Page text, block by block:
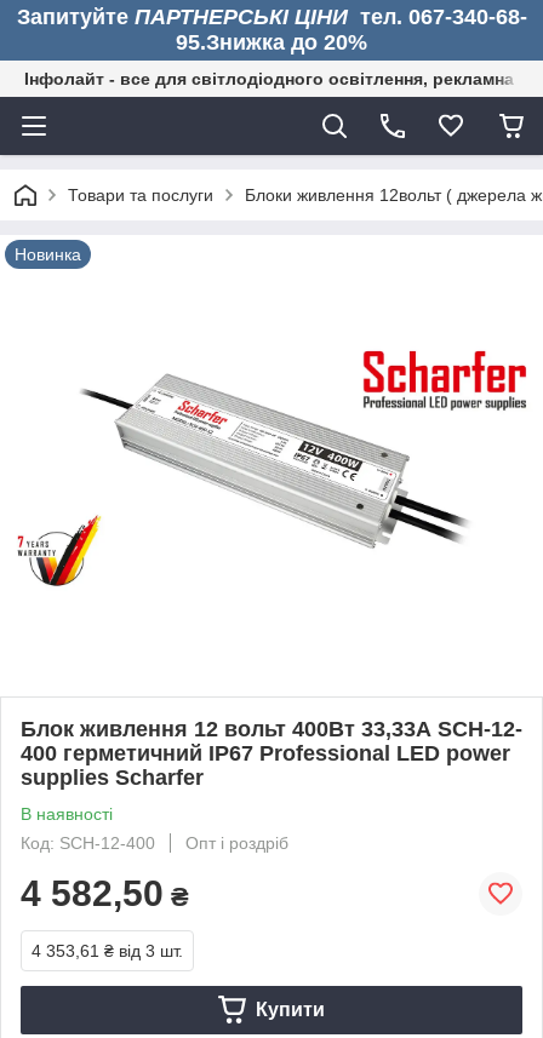
Запитуйте ПАРТНЕРСЬКІ ЦІНИтел. 067-340-68-
95.Знижка до 20%
Інфолайт - все для світлодіодного освітлення, рекламна
Товари та послуги Блоки живлення 12вольт ( джерела
Новинка
Блок живлення 12 вольт 400Вт 33,33А SCH-12-
400 герметичний IP67 Professional LED power
supplies Scharfer
В наявності
Код: SCH-12-400
Опт і роздріб
4 582,50 ₴
4 353,61 ₴ від 3 шт.
Купити